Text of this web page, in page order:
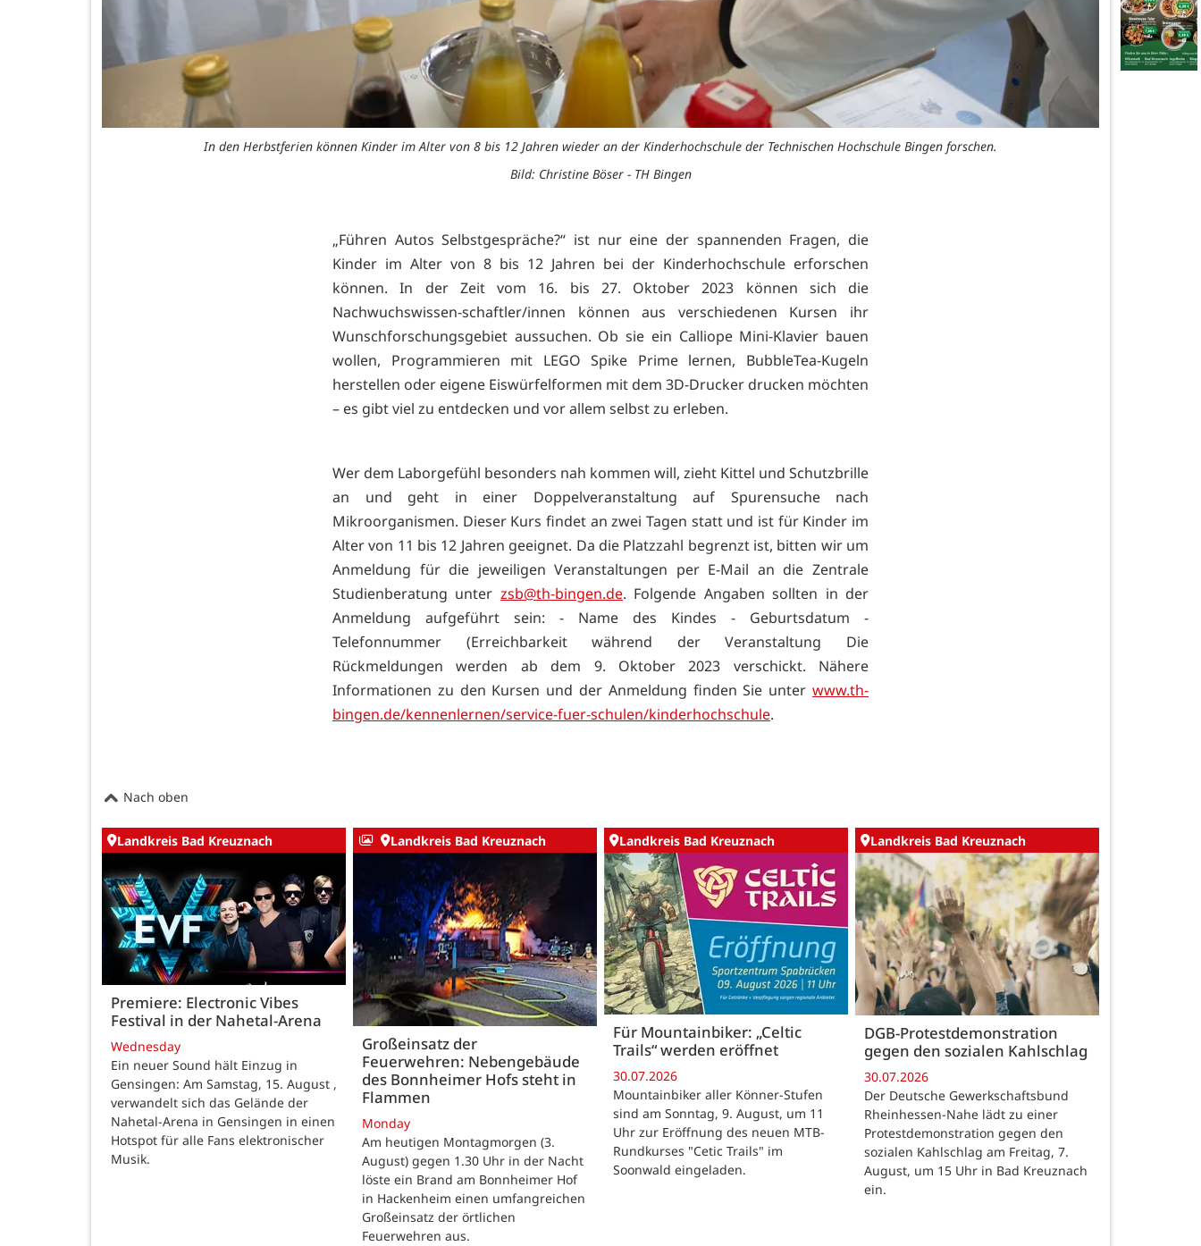
In den Herbstferien können Kinder im Alter von 8 bis 12 Jahren wieder an der Kinderhochschule der Technischen Hochschule Bingen forschen.
Bild: Christine Böser - TH Bingen
„Führen Autos Selbstgespräche?“ ist nur eine der spannenden Fragen, die
Kinder im Alter von 8 bis 12 Jahren bei der Kinderhochschule erforschen
können. In der Zeit vom 16. bis 27. Oktober 2023 können sich die
Nachwuchswissen-schaftler/innen können aus verschiedenen Kursen ihr
Wunschforschungsgebiet aussuchen. Ob sie ein Calliope Mini-Klavier bauen
wollen, Programmieren mit LEGO Spike Prime lernen, BubbleTea-Kugeln
herstellen oder eigene Eiswürfelformen mit dem 3D-Drucker drucken möchten
– es gibt viel zu entdecken und vor allem selbst zu erleben.
Wer dem Laborgefühl besonders nah kommen will, zieht Kittel und Schutzbrille
an und geht in einer Doppelveranstaltung auf Spurensuche nach
Mikroorganismen. Dieser Kurs findet an zwei Tagen statt und ist für Kinder im
Alter von 11 bis 12 Jahren geeignet. Da die Platzzahl begrenzt ist, bitten wir um
Anmeldung für die jeweiligen Veranstaltungen per E-Mail an die Zentrale
Studienberatung unter zsb@th-bingen.de. Folgende Angaben sollten in der
Anmeldung aufgeführt sein: - Name des Kindes - Geburtsdatum -
Telefonnummer (Erreichbarkeit während der Veranstaltung Die
Rückmeldungen werden ab dem 9. Oktober 2023 verschickt. Nähere
Informationen zu den Kursen und der Anmeldung finden Sie unter www.th-
bingen.de/kennenlernen/service-fuer-schulen/kinderhochschule.
Nach oben
Landkreis Bad Kreuznach
Premiere: Electronic Vibes
Festival in der Nahetal-Arena
Wednesday
Ein neuer Sound hält Einzug in
Gensingen: Am Samstag, 15. August ,
verwandelt sich das Gelände der
Nahetal-Arena in Gensingen in einen
Hotspot für alle Fans elektronischer
Musik.
Landkreis Bad Kreuznach
Großeinsatz der
Feuerwehren: Nebengebäude
des Bonnheimer Hofs steht in
Flammen
Monday
Am heutigen Montagmorgen (3.
August) gegen 1.30 Uhr in der Nacht
löste ein Brand am Bonnheimer Hof
in Hackenheim einen umfangreichen
Großeinsatz der örtlichen
Feuerwehren aus.
Landkreis Bad Kreuznach
Für Mountainbiker: „Celtic
Trails“ werden eröffnet
30.07.2026
Mountainbiker aller Könner-Stufen
sind am Sonntag, 9. August, um 11
Uhr zur Eröffnung des neuen MTB-
Rundkurses "Cetic Trails" im
Soonwald eingeladen.
Landkreis Bad Kreuznach
DGB-Protestdemonstration
gegen den sozialen Kahlschlag
30.07.2026
Der Deutsche Gewerkschaftsbund
Rheinhessen-Nahe lädt zu einer
Protestdemonstration gegen den
sozialen Kahlschlag am Freitag, 7.
August, um 15 Uhr in Bad Kreuznach
ein.